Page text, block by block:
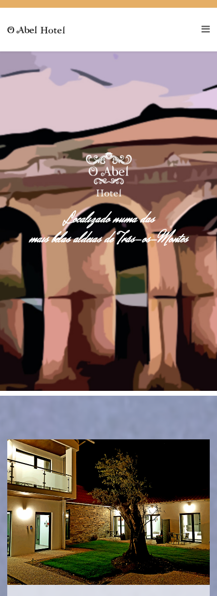
Localizado numa das
mais belas aldeias de Trás-os-Montes